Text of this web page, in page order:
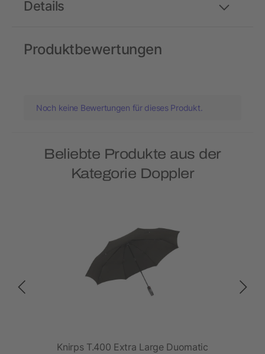
Details
Produktbewertungen
Noch keine Bewertungen für dieses Produkt.
Beliebte Produkte aus der
Kategorie Doppler
Knirps T.400 Extra Large Duomatic